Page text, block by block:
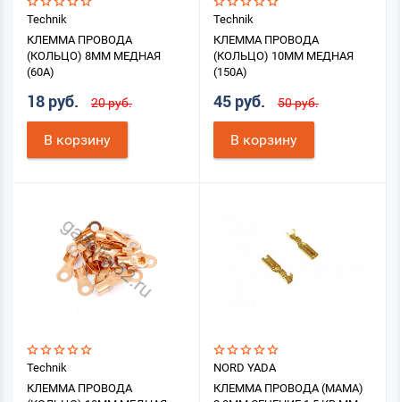
Technik
КЛЕММА ПРОВОДА
(КОЛЬЦО) 8ММ МЕДНАЯ
(60А)
18 руб. 20 руб.
В корзину
Technik
КЛЕММА ПРОВОДА
(КОЛЬЦО) 10ММ МЕДНАЯ
(150А)
45 руб. 50 руб.
В корзину
Technik
КЛЕММА ПРОВОДА
NORD YADA
КЛЕММА ПРОВОДА (МАМА)